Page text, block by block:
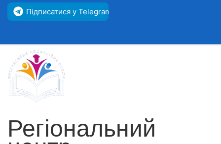
Підписатися у Telegram
Регіональний